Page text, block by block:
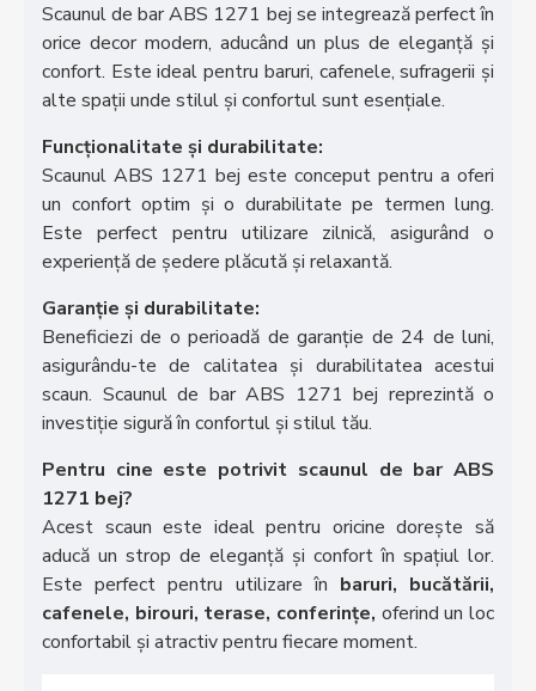
Scaunul de bar ABS 1271 bej se integrează perfect în
orice decor modern, aducând un plus de eleganță și
confort. Este ideal pentru baruri, cafenele, sufragerii și
alte spații unde stilul și confortul sunt esențiale.
Funcționalitate și durabilitate:
Scaunul ABS 1271 bej este conceput pentru a oferi
un confort optim și o durabilitate pe termen lung.
Este perfect pentru utilizare zilnică, asigurând o
experiență de ședere plăcută și relaxantă.
Garanție și durabilitate:
Beneficiezi de o perioadă de garanție de 24 de luni,
asigurându-te de calitatea și durabilitatea acestui
scaun. Scaunul de bar ABS 1271 bej reprezintă o
investiție sigură în confortul și stilul tău.
Pentru cine este potrivit scaunul de bar ABS
1271 bej?
Acest scaun este ideal pentru oricine dorește să
aducă un strop de eleganță și confort în spațiul lor.
Este perfect pentru utilizare în baruri, bucătării,
cafenele, birouri, terase, conferințe, oferind un loc
confortabil și atractiv pentru fiecare moment.